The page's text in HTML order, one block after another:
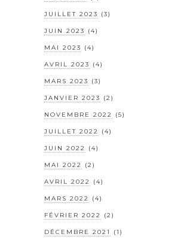
JUILLET 2023 (3)
JUIN 2023 (4)
MAI 2023 (4)
AVRIL 2023 (4)
MARS 2023 (3)
JANVIER 2023 (2)
NOVEMBRE 2022 (5)
JUILLET 2022 (4)
JUIN 2022 (4)
MAI 2022 (2)
AVRIL 2022 (4)
MARS 2022 (4)
FÉVRIER 2022 (2)
DÉCEMBRE 2021 (1)